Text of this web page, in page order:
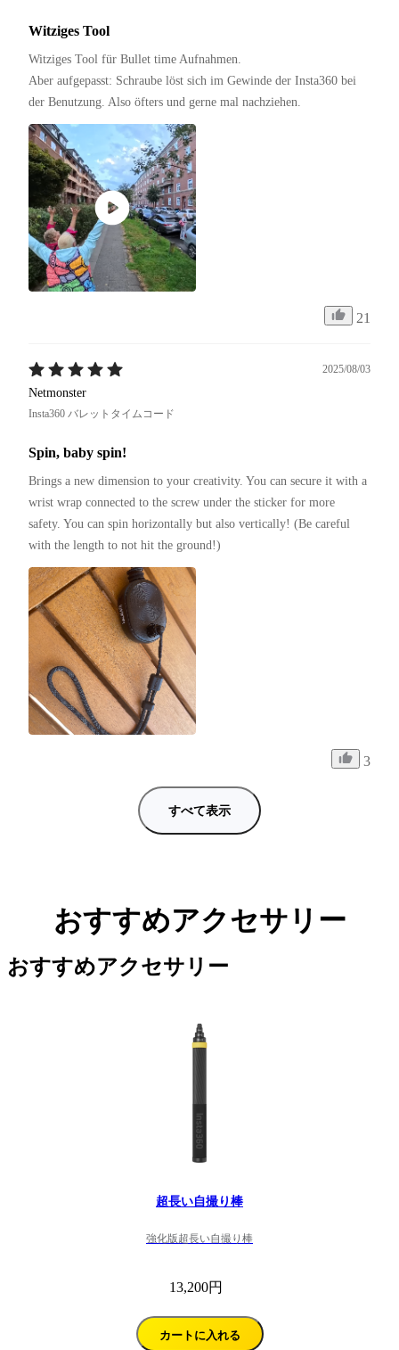
Witziges Tool
Witziges Tool für Bullet time Aufnahmen.
Aber aufgepasst: Schraube löst sich im Gewinde der Insta360 bei
der Benutzung. Also öfters und gerne mal nachziehen.
21
2025/08/03
Netmonster
Insta360 バレットタイムコード
Spin, baby spin!
Brings a new dimension to your creativity. You can secure it with a
wrist wrap connected to the screw under the sticker for more
safety. You can spin horizontally but also vertically! (Be careful
with the length to not hit the ground!)
3
すべて表示
おすすめアクセサリー
おすすめアクセサリー
超長い自撮り棒
強化版超長い自撮り棒
13,200円
カートに入れる